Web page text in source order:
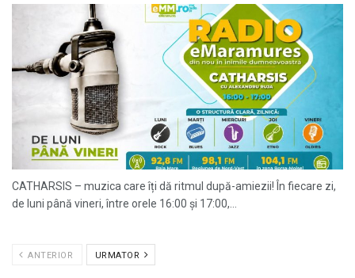
CATHARSIS – muzica care îți dă ritmul după-amiezii! În fiecare zi,
de luni până vineri, între orele 16:00 și 17:00,...
ANTERIOR URMATOR